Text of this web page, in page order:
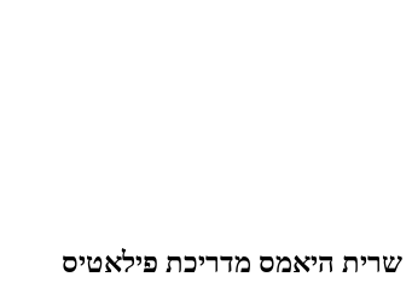
שרית היאמס מדריכת פילאטיס